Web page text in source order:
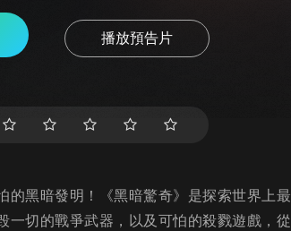
播放預告片
的黑暗發明！《黑暗驚奇》是探索世界上
一切的戰爭武器，以及可怕的殺戮遊戲，